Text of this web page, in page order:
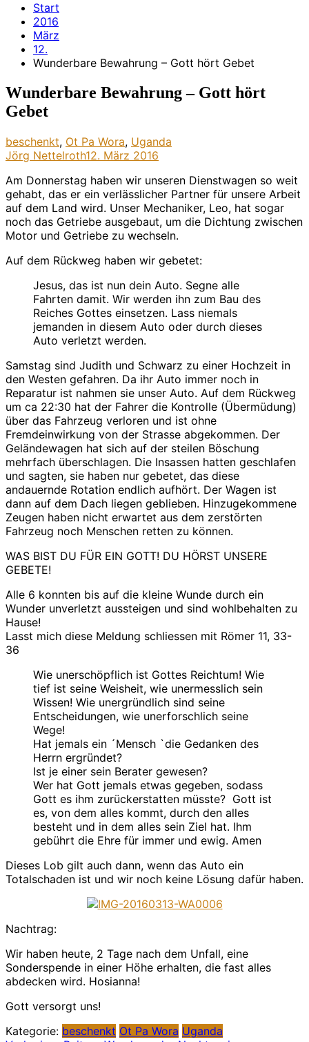
Start
2016
März
12.
Wunderbare Bewahrung – Gott hört Gebet
Wunderbare Bewahrung – Gott hört
Gebet
beschenkt, Ot Pa Wora, Uganda
Jörg Nettelroth12. März 2016
Am Donnerstag haben wir unseren Dienstwagen so weit
gehabt, das er ein verlässlicher Partner für unsere Arbeit
auf dem Land wird. Unser Mechaniker, Leo, hat sogar
noch das Getriebe ausgebaut, um die Dichtung zwischen
Motor und Getriebe zu wechseln.
Auf dem Rückweg haben wir gebetet:
Jesus, das ist nun dein Auto. Segne alle
Fahrten damit. Wir werden ihn zum Bau des
Reiches Gottes einsetzen. Lass niemals
jemanden in diesem Auto oder durch dieses
Auto verletzt werden.
Samstag sind Judith und Schwarz zu einer Hochzeit in
den Westen gefahren. Da ihr Auto immer noch in
Reparatur ist nahmen sie unser Auto. Auf dem Rückweg
um ca 22:30 hat der Fahrer die Kontrolle (Übermüdung)
über das Fahrzeug verloren und ist ohne
Fremdeinwirkung von der Strasse abgekommen. Der
Geländewagen hat sich auf der steilen Böschung
mehrfach überschlagen. Die Insassen hatten geschlafen
und sagten, sie haben nur gebetet, das diese
andauernde Rotation endlich aufhört. Der Wagen ist
dann auf dem Dach liegen geblieben. Hinzugekommene
Zeugen haben nicht erwartet aus dem zerstörten
Fahrzeug noch Menschen retten zu können.
WAS BIST DU FÜR EIN GOTT! DU HÖRST UNSERE
GEBETE!
Alle 6 konnten bis auf die kleine Wunde durch ein
Wunder unverletzt aussteigen und sind wohlbehalten zu
Hause!
Lasst mich diese Meldung schliessen mit Römer 11, 33-
36
Wie unerschöpflich ist Gottes Reichtum! Wie
tief ist seine Weisheit, wie unermesslich sein
Wissen! Wie unergründlich sind seine
Entscheidungen, wie unerforschlich seine
Wege!
Hat jemals ein ´Mensch `die Gedanken des
Herrn ergründet?
Ist je einer sein Berater gewesen?
Wer hat Gott jemals etwas gegeben, sodass
Gott es ihm zurückerstatten müsste? Gott ist
es, von dem alles kommt, durch den alles
besteht und in dem alles sein Ziel hat. Ihm
gebührt die Ehre für immer und ewig. Amen
Dieses Lob gilt auch dann, wenn das Auto ein
Totalschaden ist und wir noch keine Lösung dafür haben.
Nachtrag:
Wir haben heute, 2 Tage nach dem Unfall, eine
Sonderspende in einer Höhe erhalten, die fast alles
abdecken wird. Hosianna!
Gott versorgt uns!
Kategorie: beschenkt Ot Pa Wora Uganda